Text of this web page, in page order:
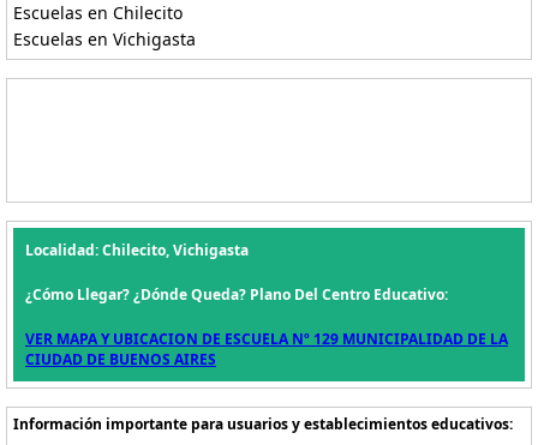
Escuelas en Chilecito
Escuelas en Vichigasta
Localidad: Chilecito, Vichigasta
¿Cómo Llegar? ¿Dónde Queda? Plano Del Centro Educativo:
VER MAPA Y UBICACION DE ESCUELA Nº 129 MUNICIPALIDAD DE LA
CIUDAD DE BUENOS AIRES
Información importante para usuarios y establecimientos educativos: